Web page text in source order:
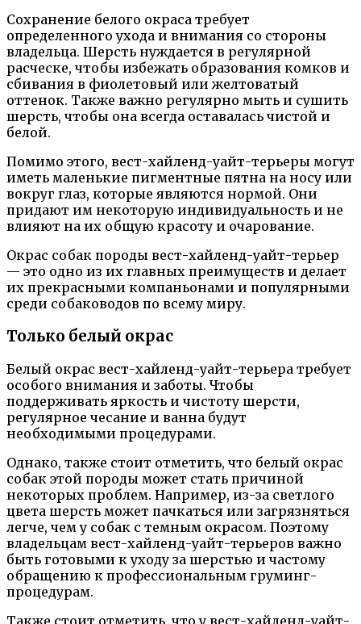
Сохранение белого окраса требует
определенного ухода и внимания со стороны
владельца. Шерсть нуждается в регулярной
расческе, чтобы избежать образования комков и
сбивания в фиолетовый или желтоватый
оттенок. Также важно регулярно мыть и сушить
шерсть, чтобы она всегда оставалась чистой и
белой.
Помимо этого, вест-хайленд-уайт-терьеры могут
иметь маленькие пигментные пятна на носу или
вокруг глаз, которые являются нормой. Они
придают им некоторую индивидуальность и не
влияют на их общую красоту и очарование.
Окрас собак породы вест-хайленд-уайт-терьер
— это одно из их главных преимуществ и делает
их прекрасными компаньонами и популярными
среди собаководов по всему миру.
Только белый окрас
Белый окрас вест-хайленд-уайт-терьера требует
особого внимания и заботы. Чтобы
поддерживать яркость и чистоту шерсти,
регулярное чесание и ванна будут
необходимыми процедурами.
Однако, также стоит отметить, что белый окрас
собак этой породы может стать причиной
некоторых проблем. Например, из-за светлого
цвета шерсть может пачкаться или загрязняться
легче, чем у собак с темным окрасом. Поэтому
владельцам вест-хайленд-уайт-терьеров важно
быть готовыми к уходу за шерстью и частому
обращению к профессиональным груминг-
процедурам.
Также стоит отметить, что у вест-хайленд-уайт-